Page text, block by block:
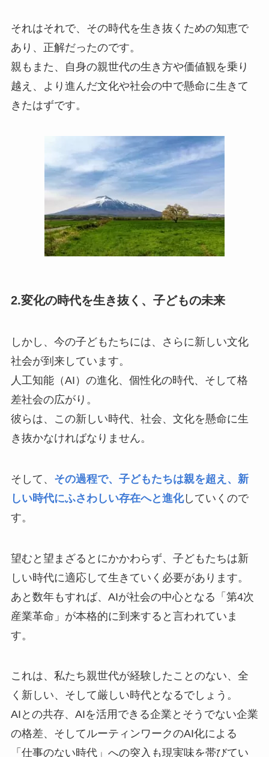
それはそれで、その時代を生き抜くための知恵で
あり、正解だったのです。
親もまた、自身の親世代の生き方や価値観を乗り
越え、より進んだ文化や社会の中で懸命に生きて
きたはずです。
2.変化の時代を生き抜く、子どもの未来
しかし、今の子どもたちには、さらに新しい文化
社会が到来しています。
人工知能（AI）の進化、個性化の時代、そして格
差社会の広がり。
彼らは、この新しい時代、社会、文化を懸命に生
き抜かなければなりません。
そして、 その過程で、子どもたちは親を超え、新
しい時代にふさわしい存在へと進化していくので
す。
望むと望まざるとにかかわらず、子どもたちは新
しい時代に適応して生きていく必要があります。
あと数年もすれば、AIが社会の中心となる「第4次
産業革命」が本格的に到来すると言われていま
す。
これは、私たち親世代が経験したことのない、全
く新しい、そして厳しい時代となるでしょう。
AIとの共存、AIを活用できる企業とそうでない企業
の格差、そしてルーティンワークのAI化による
「仕事のない時代」への突入も現実味を帯びてい